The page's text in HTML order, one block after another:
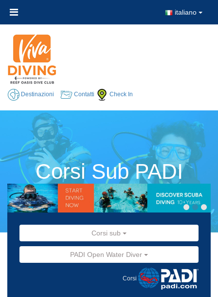
italiano
Destinazioni Contatti Check In
Corsi Sub PADI
Corsi sub
PADI Open Water Diver
Corsi